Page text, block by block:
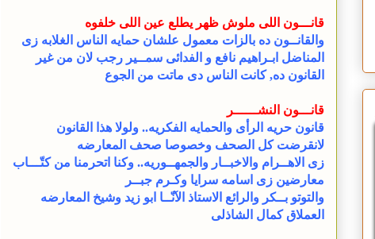
قانـــون اللى ملوش ظهر يطلع عين اللى خلفوه
والقانــون ده بالزات معمول علشان حمايه الناس الغلابه زى
المناضل ابـراهيم نافع و الفدائى سمــير رجب لان من غير
القانون ده, كانت الناس دى ماتت من الجوع
قانـــون النشــــــر
قانون حريه الرأى والحمايه الفكريه.. ولولا هذا القانون
لانقرضت كل الصحف وخصوصا صحف المعارضه
زى الاهــرام والاخبــار والجمهــوريه.. وكنا اتحرمنا من كتّـــاب
معارضين زى اسامه سرايا وكـرم جبــر
والتوتو بــكر والرائع الاستاذ الآنّــا ابو زيد وشيخ المعارضه
العملاق كمال الشاذلى